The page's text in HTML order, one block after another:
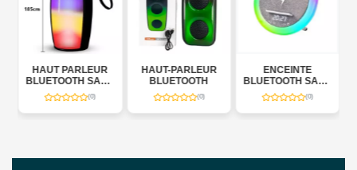
HAUT PARLEUR
BLUETOOTH SANS
FIL ZQS 1202 RGB
(0)
HAUT-PARLEUR
BLUETOOTH
(0)
ENCEINTE
BLUETOOTH SANS
FIL OKOP KP-577
AVEC CHARGEUR
SANS FIL,
(0)